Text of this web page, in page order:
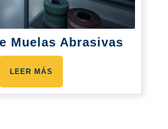
Muelas Abrasivas
LEER MÁS